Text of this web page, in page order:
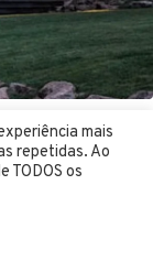
mais
repetidas. Ao
TODOS os